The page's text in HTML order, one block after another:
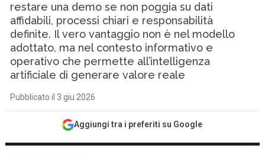
restare una demo se non poggia su dati
affidabili, processi chiari e responsabilità
definite. Il vero vantaggio non è nel modello
adottato, ma nel contesto informativo e
operativo che permette all’intelligenza
artificiale di generare valore reale
Pubblicato il 3 giu 2026
Aggiungi tra i preferiti su Google